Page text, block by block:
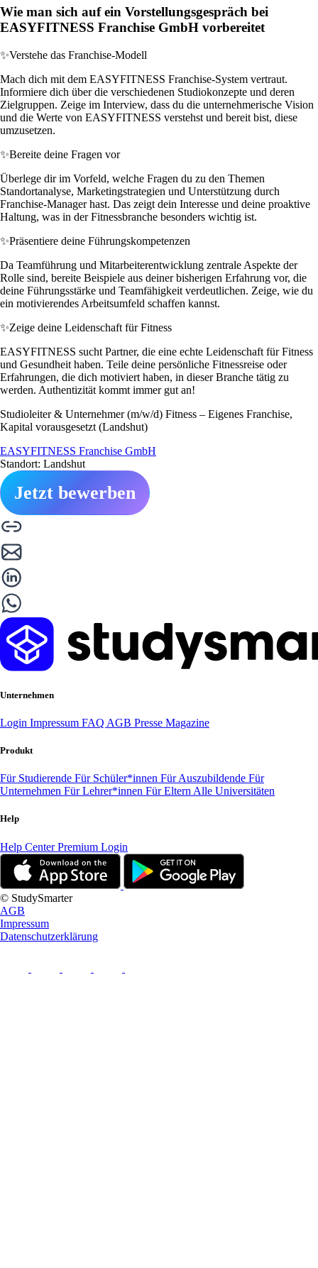
Wie man sich auf ein Vorstellungsgespräch bei
EASYFITNESS Franchise GmbH vorbereitet
✨Verstehe das Franchise-Modell
Mach dich mit dem EASYFITNESS Franchise-System vertraut.
Informiere dich über die verschiedenen Studiokonzepte und deren
Zielgruppen. Zeige im Interview, dass du die unternehmerische Vision
und die Werte von EASYFITNESS verstehst und bereit bist, diese
umzusetzen.
✨Bereite deine Fragen vor
Überlege dir im Vorfeld, welche Fragen du zu den Themen
Standortanalyse, Marketingstrategien und Unterstützung durch
Franchise-Manager hast. Das zeigt dein Interesse und deine proaktive
Haltung, was in der Fitnessbranche besonders wichtig ist.
✨Präsentiere deine Führungskompetenzen
Da Teamführung und Mitarbeiterentwicklung zentrale Aspekte der
Rolle sind, bereite Beispiele aus deiner bisherigen Erfahrung vor, die
deine Führungsstärke und Teamfähigkeit verdeutlichen. Zeige, wie du
ein motivierendes Arbeitsumfeld schaffen kannst.
✨Zeige deine Leidenschaft für Fitness
EASYFITNESS sucht Partner, die eine echte Leidenschaft für Fitness
und Gesundheit haben. Teile deine persönliche Fitnessreise oder
Erfahrungen, die dich motiviert haben, in dieser Branche tätig zu
werden. Authentizität kommt immer gut an!
Studioleiter & Unternehmer (m/w/d) Fitness – Eigenes Franchise,
Kapital vorausgesetzt (Landshut)
EASYFITNESS Franchise GmbH
Standort: Landshut
Jetzt bewerben
Unternehmen
Login Impressum FAQ AGB Presse Magazine
Produkt
Für Studierende Für Schüler*innen Für Auszubildende Für
Unternehmen Für Lehrer*innen Für Eltern Alle Universitäten
Help
Help CenterPremium Login
© StudySmarter
AGB
Impressum
Datenschutzerklärung